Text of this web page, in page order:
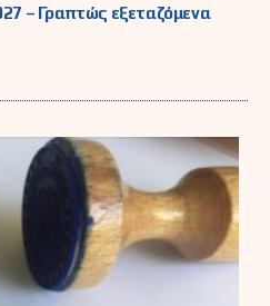
– Γραπτώς εξεταζόμενα